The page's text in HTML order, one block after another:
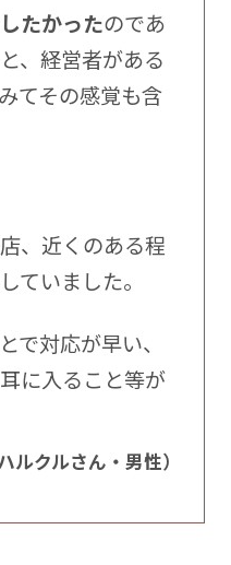
たかったのであ
、経営者がある
てその感覚も含
、近くのある程
ていました。
で対応が早い、
に入ること等が
ルクルさん・男性）